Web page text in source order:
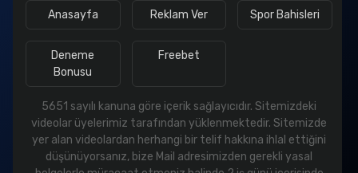
Anasayfa Reklam Ver Spor Bahisleri
Deneme
Bonusu
Freebet
5651 sayılı kanuna göre içerik sağlayıcıdır. Sitemizdeki
videolar üyelerimiz tarafından yüklenmektedir. Sitemizde
yer alan videolardan herhangi bir telif hakkına ihlal ettiğini
düşünüyorsanız, bize Mail adresimizden gerekli yasal
betebet
enobahis
redfoxbet